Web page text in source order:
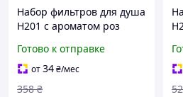
Набор фильтров для душа
H201 с ароматом роз
Готово к отправке
от34₴/мес
358 ₴